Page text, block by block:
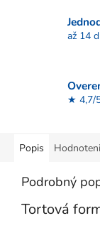
až 14
★ 4,7/
Popis
Podrobný
Tortová